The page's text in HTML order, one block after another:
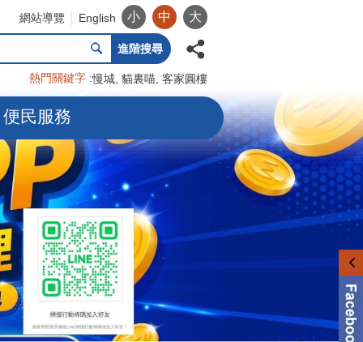
網站導覽 English 小 中 大
進階搜尋
熱門關鍵字 慢城 貓裏喵 客家圓樓
便民服務